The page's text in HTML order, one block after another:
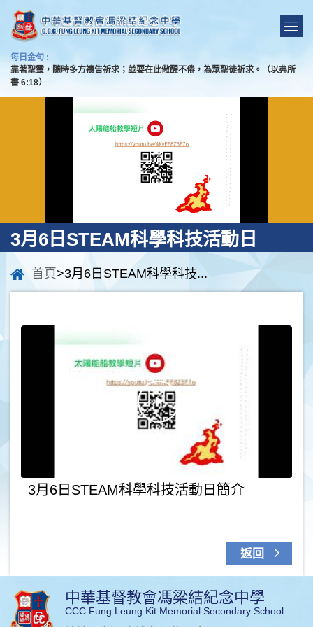
每日金句 :
靠著聖靈，隨時多方禱告祈求；並要在此儆醒不倦，為眾聖徒祈求。（以弗所
書 6:18）
3月6日STEAM科學科技活動日
首頁>3月6日STEAM科學科技...
3月6日STEAM科學科技活動日簡介
返回
中華基督教會馮梁結紀念中學
CCC Fung Leung Kit Memorial Secondary School